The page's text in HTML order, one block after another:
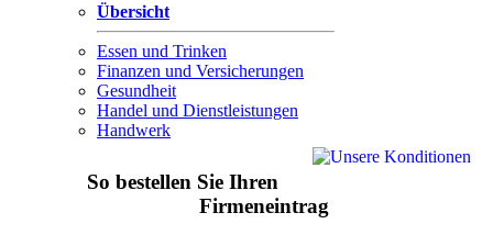
Übersicht
Essen und Trinken
Finanzen und Versicherungen
Gesundheit
Handel und Dienstleistungen
Handwerk
So bestellen Sie Ihren
Firmeneintrag